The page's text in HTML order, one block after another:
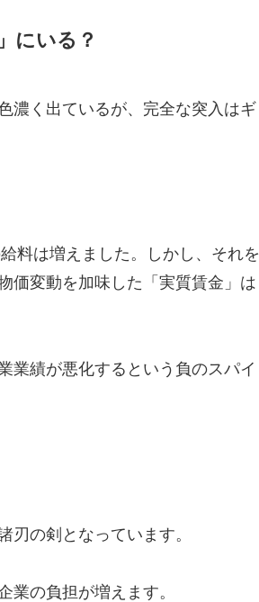
にいる？
濃く出ているが、完全な突入はギ
料は増えました。しかし、それを
価変動を加味した「実質賃金」は
業績が悪化するという負のスパイ
刃の剣となっています。
業の負担が増えます。